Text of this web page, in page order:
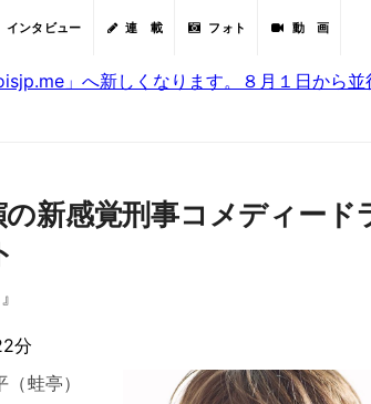
インタビュー 連 載 フォト 動 画
」へ新しくなります。８月１日から並
新感覚刑事コメディード
分
蛙亭）